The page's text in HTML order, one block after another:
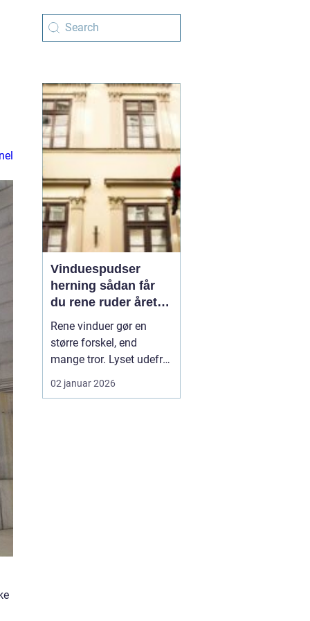
Vinduespudser
herning sådan får
du rene ruder året
rundt
Rene vinduer gør en
større forskel, end
mange tror. Lyset udefra
får lov at fylde rummene,
og både bolig og
02 januar 2026